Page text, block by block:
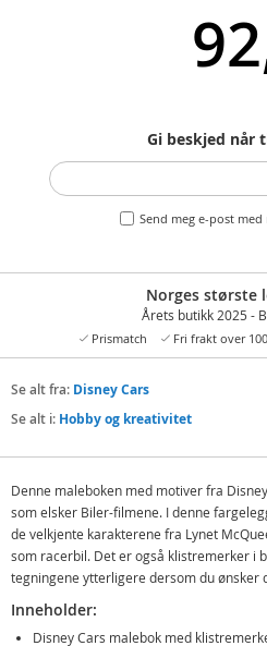
Gi beskjed når
Send meg e-post
Norges største
Årets butikk 2025 -
Prismatch Fri frakt over
Se alt fra: Disney Cars
Se alt i: Hobby og kreativitet
Denne maleboken med motiver fra
som elsker Biler-filmene. I denne
de velkjente karakterene fra Lynet
som racerbil. Det er også klistremerker i
tegningene ytterligere dersom du ønsker
Inneholder:
Disney Cars malebok med